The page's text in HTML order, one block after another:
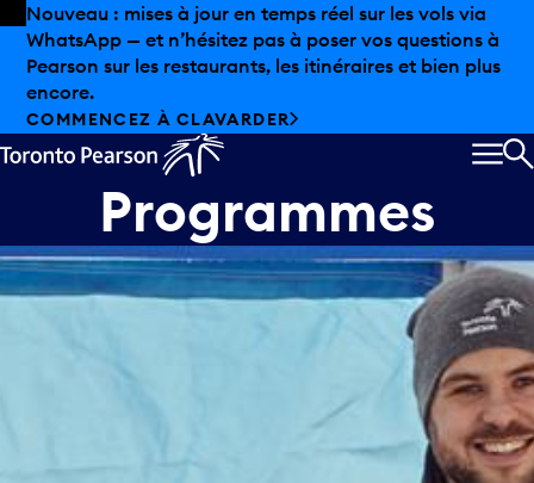
Skip to offers
Passer au contenu principal
Nouveau : mises à jour en temps réel sur les vols via
WhatsApp — et n’hésitez pas à poser vos questions à
Pearson sur les restaurants, les itinéraires et bien plus
encore.
COMMENCEZ À CLAVARDER
Programmes